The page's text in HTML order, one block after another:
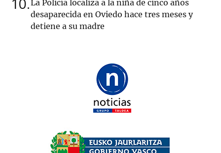
La Policía localiza a la niña de cinco años
desaparecida en Oviedo hace tres meses y
detiene a su madre